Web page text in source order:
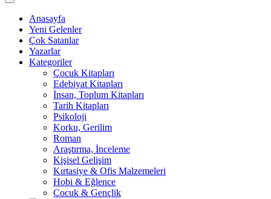
Anasayfa
Yeni Gelenler
Çok Satanlar
Yazarlar
Kategoriler
Çocuk Kitapları
Edebiyat Kitapları
İnsan, Toplum Kitapları
Tarih Kitapları
Psikoloji
Korku, Gerilim
Roman
Araştırma, İnceleme
Kişisel Gelişim
Kırtasiye & Ofis Malzemeleri
Hobi & Eğlence
Çocuk & Gençlik